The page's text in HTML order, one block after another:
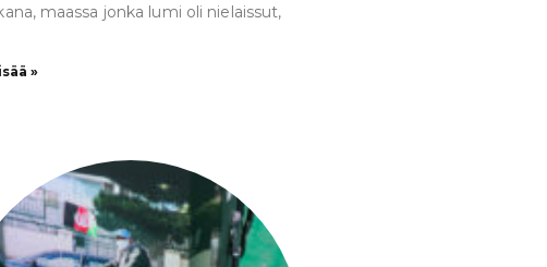
maassa jonka lumi oli nielaissut,
»